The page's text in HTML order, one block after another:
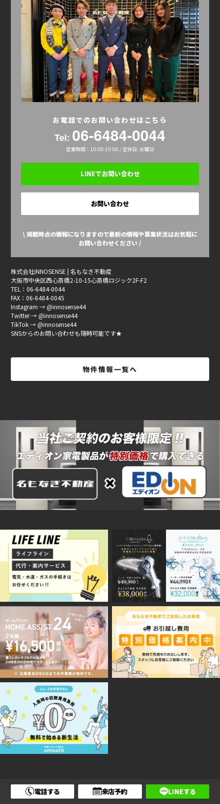
お電話でのお問い合わせはこちら
Tel: 06-6484-0044
営業時間：10:00-19:00 / 定休日: 水曜日
LINEでお問い合わせ
お問い合わせ
\ 掲載時点の情報になりますので最新の情報や募集状況はお気軽に
お問い合わせください /
株式会社INNOSENSE | 名もなき不動産
大阪市中央区西心斎橋2-10-15心斎橋ロジック2F-F2
TEL：06-6484-0044
FAX：06-6484-0045
Instagram → @innosense44
Twitter → @innosense44
TikTok → @innosense44
SNSからのお問い合わせも随時可能です★
物件情報一覧へ
電話する 来店予約 LINEする